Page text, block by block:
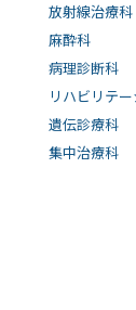
放射線治療科
麻酔科
病理診断科
リハビリテ
遺伝診療科
集中治療科